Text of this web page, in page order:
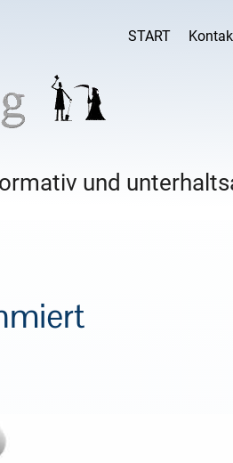
START
und